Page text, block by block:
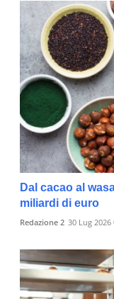
Dal cacao al
miliardi di euro
Redazione 2 30 Lug 2026